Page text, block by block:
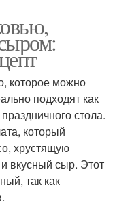
которое можно
подходят как
стола.
который
хрустящую
вкусный сыр. Этот
так как